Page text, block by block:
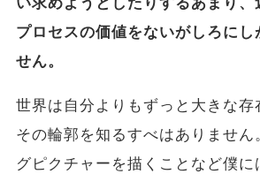
プロセスの価値をないがしろにし
せん。
世界は自分よりもずっと大きな存
その輪郭を知るすべはありません
グピクチャーを描くことなど僕に